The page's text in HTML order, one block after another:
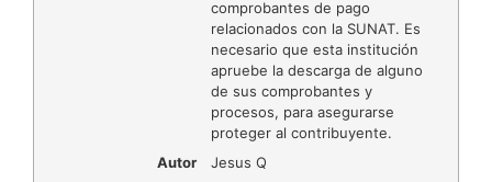
comprobantes de pago
relacionados con la SUNAT. Es
necesario que esta institución
apruebe la descarga de alguno
de sus comprobantes y
procesos, para asegurarse
proteger al contribuyente.
Autor
Jesus Q